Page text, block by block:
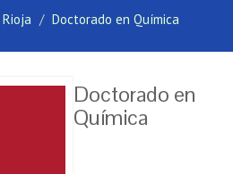
Doctorado en Química
Doctorado en
Química